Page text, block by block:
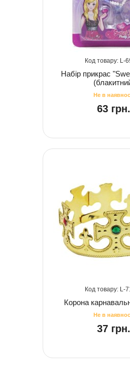
Набір прикрас
63 грн.
Корона
37 грн.